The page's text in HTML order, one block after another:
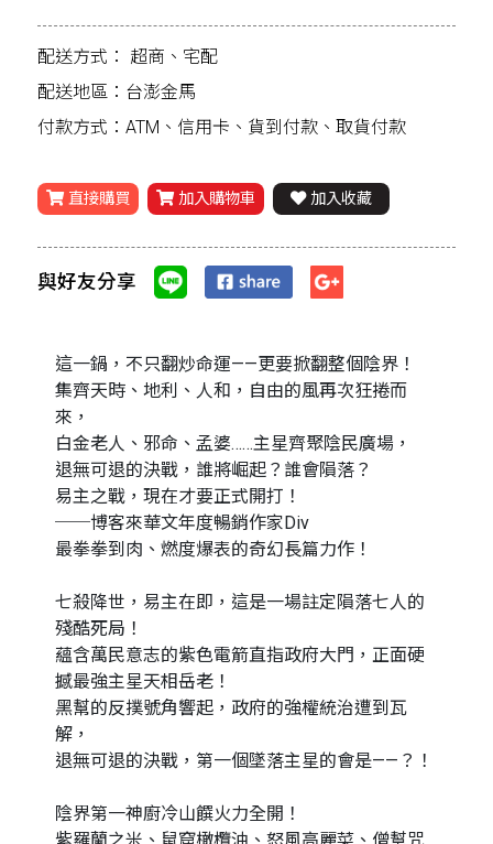
配送方式： 超商、宅配
配送地區：台澎金馬
付款方式：ATM、信用卡、貨到付款、取貨付款
直接購買 加入購物車 加入收藏
與好友分享
這一鍋，不只翻炒命運——更要掀翻整個陰界！
集齊天時、地利、人和，自由的風再次狂捲而
來，
白金老人、邪命、孟婆……主星齊聚陰民廣場，
退無可退的決戰，誰將崛起？誰會隕落？
易主之戰，現在才要正式開打！
──博客來華文年度暢銷作家Div
最拳拳到肉、燃度爆表的奇幻長篇力作！
七殺降世，易主在即，這是一場註定隕落七人的
殘酷死局！
蘊含萬民意志的紫色電箭直指政府大門，正面硬
撼最強主星天相岳老！
黑幫的反撲號角響起，政府的強權統治遭到瓦
解，
退無可退的決戰，第一個墜落主星的會是——？！
陰界第一神廚冷山饌火力全開！